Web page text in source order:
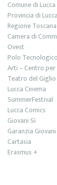
Comune di Lucca
Provincia di Lucca
Regione Toscana
Camera di
Ovest
Polo
Arti – Centro per
Teatro del Giglio
Lucca Cinema
SummerFestival
Lucca Comics
Giovani Sì
Garanzia Giovani
Cartasia
Erasmus +